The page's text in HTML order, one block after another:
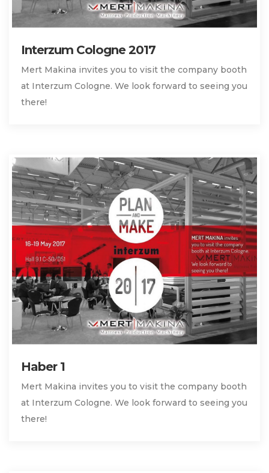
Interzum Cologne 2017
Mert Makina invites you to visit the company booth
at Interzum Cologne. We look forward to seeing you
there!
Haber 1
Mert Makina invites you to visit the company booth
at Interzum Cologne. We look forward to seeing you
there!